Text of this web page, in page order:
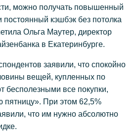
можно получать повышенный
постоянный кэшбэк без потолка
Ольга Маутер, директор
в Екатеринбурге.
заявили, что спокойно
вещей, купленных по
бесполезными все покупки,
пятницу». При этом 62,5%
что им нужно абсолютно